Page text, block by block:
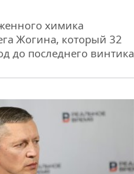
химика
Жогина, который 32
до последнего винтика